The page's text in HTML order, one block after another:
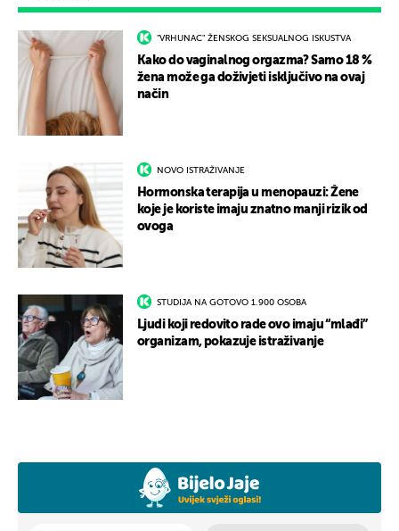
"VRHUNAC" ŽENSKOG SEKSUALNOG ISKUSTVA
Kako do vaginalnog orgazma? Samo 18 %
žena može ga doživjeti isključivo na ovaj
način
NOVO ISTRAŽIVANJE
Hormonska terapija u menopauzi: Žene
koje je koriste imaju znatno manji rizik od
ovoga
STUDIJA NA GOTOVO 1.900 OSOBA
Ljudi koji redovito rade ovo imaju “mlađi”
organizam, pokazuje istraživanje